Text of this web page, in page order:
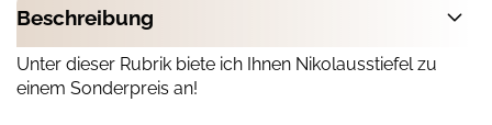
Beschreibung
Unter dieser Rubrik biete ich Ihnen Nikolausstiefel zu
einem Sonderpreis an!